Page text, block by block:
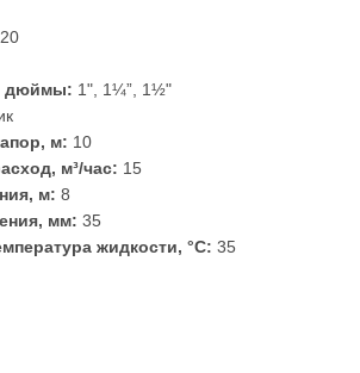
дюймы: 1", 1¼”, 1½"
м: 10
м³/час: 15
м: 8
мм: 35
жидкости, °С: 35